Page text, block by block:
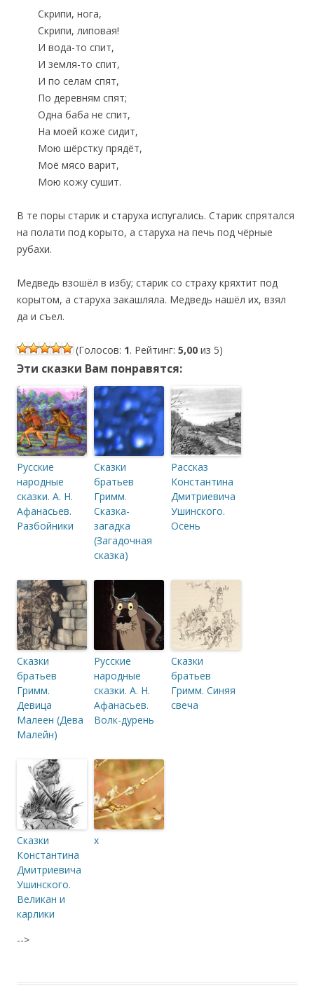
Скрипи, нога,
Скрипи, липовая!
И вода-то спит,
И земля-то спит,
И по селам спят,
По деревням спят;
Одна баба не спит,
На моей коже сидит,
Мою шёрстку прядёт,
Моё мясо варит,
Мою кожу сушит.
В те поры старик и старуха испугались. Старик спрятался
на полати под корыто, а старуха на печь под чёрные
рубахи.
Медведь взошёл в избу; старик со страху кряхтит под
корытом, а старуха закашляла. Медведь нашёл их, взял
да и съел.
(Голосов: 1. Рейтинг: 5,00 из 5)
Эти сказки Вам понравятся:
Русские
народные
сказки. А. Н.
Афанасьев.
Разбойники
Сказки
братьев
Гримм.
Сказка-
загадка
(Загадочная
сказка)
Рассказ
Константина
Дмитриевича
Ушинского.
Осень
Сказки
братьев
Гримм.
Девица
Малеен (Дева
Малейн)
Русские
народные
сказки. А. Н.
Афанасьев.
Волк-дурень
Сказки
братьев
Гримм. Синяя
свеча
Сказки
Константина
Дмитриевича
Ушинского.
Великан и
карлики
x
-->